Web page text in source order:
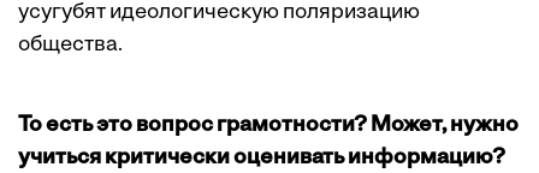
усугубят идеологическую поляризацию
общества.
То есть это вопрос грамотности? Может, нужно
учиться критически оценивать информацию?